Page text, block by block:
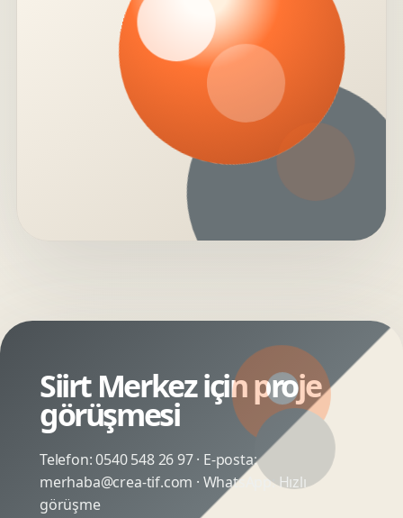
Siirt Merkez için proje
görüşmesi
Telefon:0540 548 26 97· E-posta:
merhaba@crea-tif.com · WhatsApp:Hızlı
görüşme